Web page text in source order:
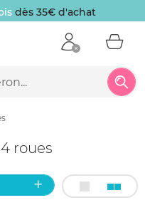
dès 35€ d'achat
4 roues